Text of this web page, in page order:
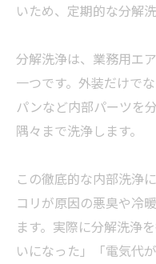
いため、定期的な分解
分解洗浄は、業務用エ
一つです。外装だけで
パンなど内部パーツを
隅々まで洗浄します。
この徹底的な内部洗浄
コリが原因の悪臭や冷
ます。実際に分解洗浄
いになった」「電気代